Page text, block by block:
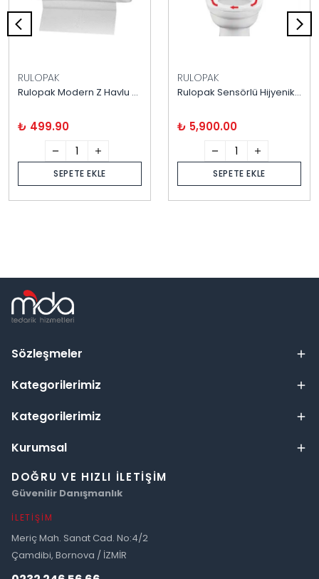
RULOPAK
Rulopak Modern Z Havlu Dispanseri
₺ 499.90
SEPETE EKLE
RULOPAK
Rulopak Sensörlü Hijyenik Klozet Kapağı
₺ 5,900.00
SEPETE EKLE
Sözleşmeler
Kategorilerimiz
Kategorilerimiz
Kurumsal
DOĞRU VE HIZLI İLETIŞIM
Güvenilir Danışmanlık
İLETIŞIM
Meriç Mah. Sanat Cad. No:4/2
Çamdibi, Bornova / İZMİR